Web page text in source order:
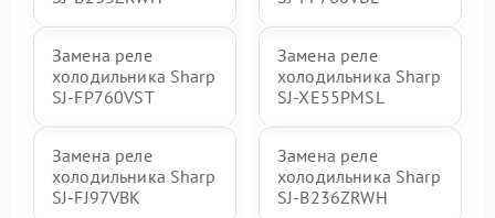
Замена реле
холодильника Sharp
SJ-FP760VST
Замена реле
холодильника Sharp
SJ-XE55PMSL
Замена реле
холодильника Sharp
SJ-FJ97VBK
Замена реле
холодильника Sharp
SJ-B236ZRWH